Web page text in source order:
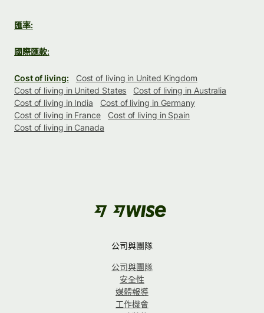
匯率:
國際匯款:
Cost of living:
Cost of living in United Kingdom
Cost of living in United States
Cost of living in Australia
Cost of living in India
Cost of living in Germany
Cost of living in France
Cost of living in Spain
Cost of living in Canada
公司與團隊
公司與團隊
安全性
媒體報導
工作機會